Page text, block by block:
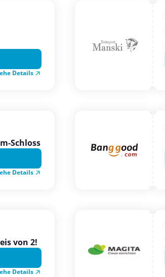
Details
Schloss
Details
von 2!
Details